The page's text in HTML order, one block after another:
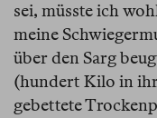
sei, müsste ich
meine
über den Sarg
(hundert Kilo in
gebettete